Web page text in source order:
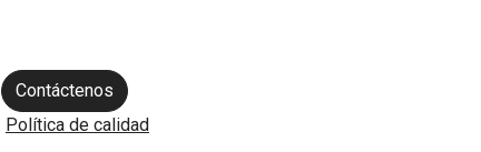
Contáctenos
Política de calidad